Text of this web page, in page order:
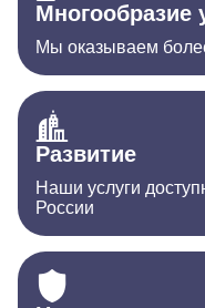
Многообразие
Мы оказываем
Развитие
Наши услуги
России